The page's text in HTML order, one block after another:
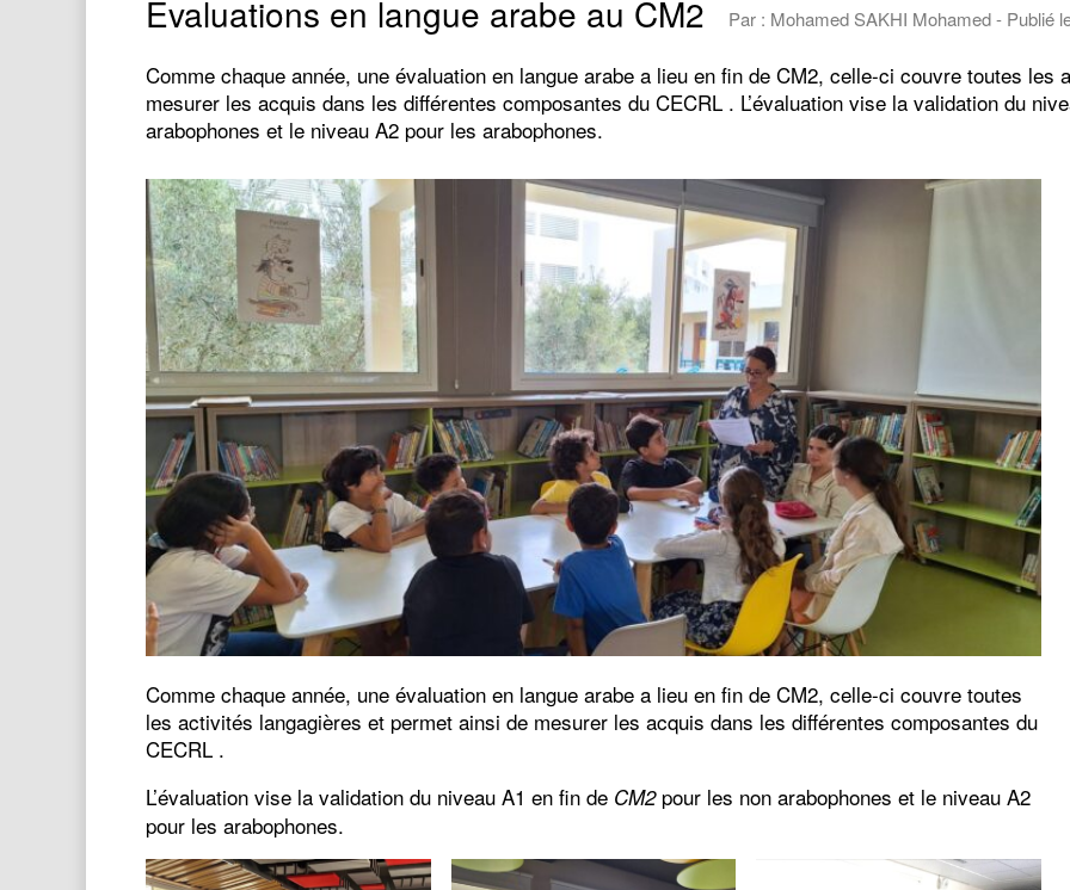
Evaluations en langue arabe au CM2 Par : Mohamed SAKHI Mohamed - Publié
Comme chaque année, une évaluation en langue arabe a lieu en fin de CM2, celle-ci couvre toutes
mesurer les acquis dans les différentes composantes du CECRL . L’évaluation vise la validation du
arabophones et le niveau A2 pour les arabophones.
Comme chaque année, une évaluation en langue arabe a lieu en fin de CM2, celle-ci couvre toutes
les activités langagières et permet ainsi de mesurer les acquis dans les différentes composantes du
CECRL .
L’évaluation vise la validation du niveau A1 en fin de CM2 pour les non arabophones et le niveau A2
pour les arabophones.